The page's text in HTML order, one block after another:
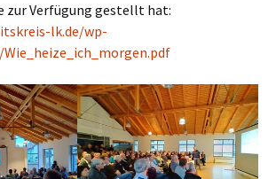
zur Verfügung gestellt hat:
lk.de/wp-